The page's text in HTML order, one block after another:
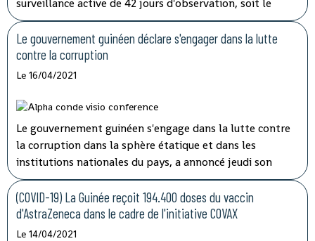
double de la période d'incubation du virus, a indiqué
mardi à la télévision nationale, Sory Condé, chargé des
études au département surveillance à l'Agence nationale
de sécurité sanitaire (ANSS).
Le gouvernement guinéen déclare s'engager dans la lutte
contre la corruption
Le 16/04/2021
Le gouvernement guinéen s'engage dans la lutte contre
la corruption dans la sphère étatique et dans les
institutions nationales du pays, a annoncé jeudi son
porte-parole, Aboubacar Sylla.Lors de la session
ordinaire du conseil des ministres tenu par
visioconférence, le président Alpha Condé a insisté sur
''la cohérence et la complémentarité qui doivent
(COVID-19) La Guinée reçoit 194.400 doses du vaccin
d'AstraZeneca dans le cadre de l'initiative COVAX
Le 14/04/2021